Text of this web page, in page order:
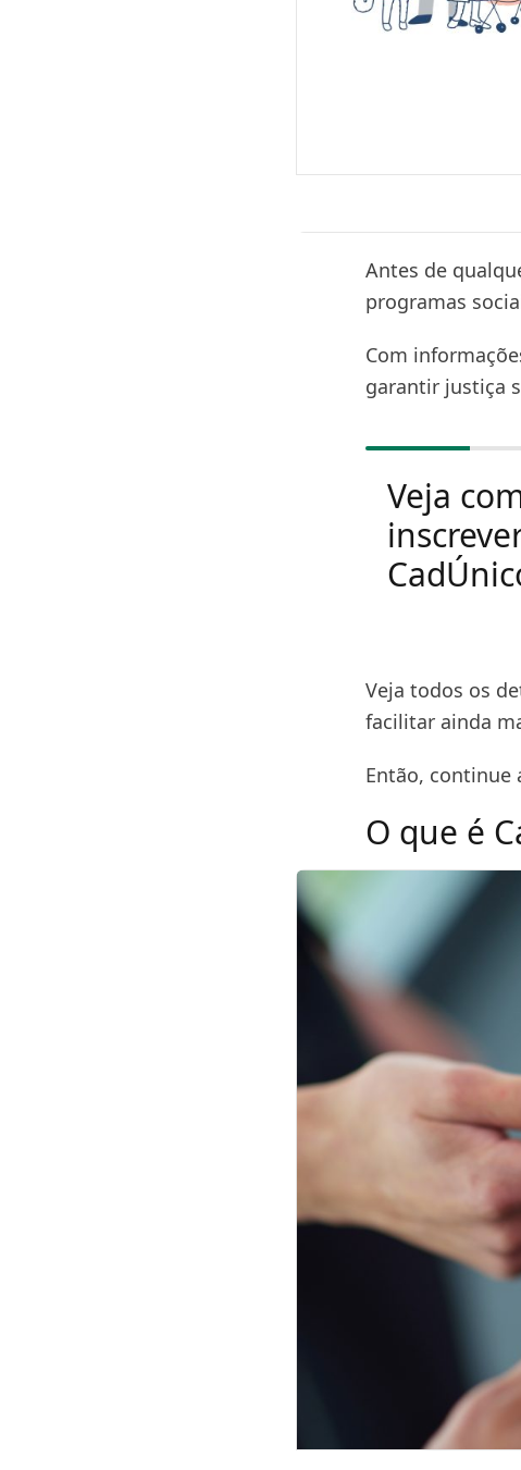
Antes de
programas
Com
garantir justiça
Veja
Veja todos os
facilitar ainda
Então, continue
O que é